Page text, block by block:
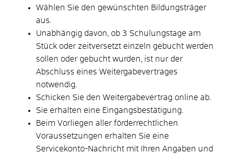
Wählen Sie den gewünschten Bildungsträger
aus.
Unabhängig davon, ob 3 Schulungstage am
Stück oder zeitversetzt einzeln gebucht werden
sollen oder gebucht wurden, ist nur der
Abschluss eines Weitergabevertrages
notwendig.
Schicken Sie den Weitergabevertrag online ab.
Sie erhalten eine Eingangsbestätigung.
Beim Vorliegen aller förderrechtlichen
Voraussetzungen erhalten Sie eine
Servicekonto-Nachricht mit Ihren Angaben und